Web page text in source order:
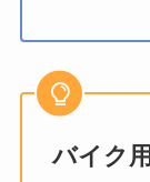
バイク